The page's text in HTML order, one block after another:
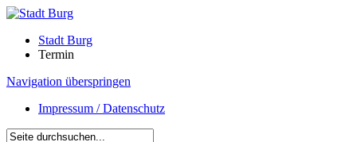
Stadt Burg
Termin
Navigation überspringen
Impressum / Datenschutz